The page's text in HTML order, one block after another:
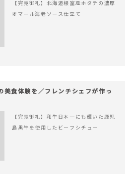
【完売御礼】北海道根室産ホタテの濃厚
オマール海老ソース仕立て
美食体験を／フレンチシェフが作っ
【完売御礼】和牛日本一にも輝いた鹿児
島黒牛を使用したビーフシチュー